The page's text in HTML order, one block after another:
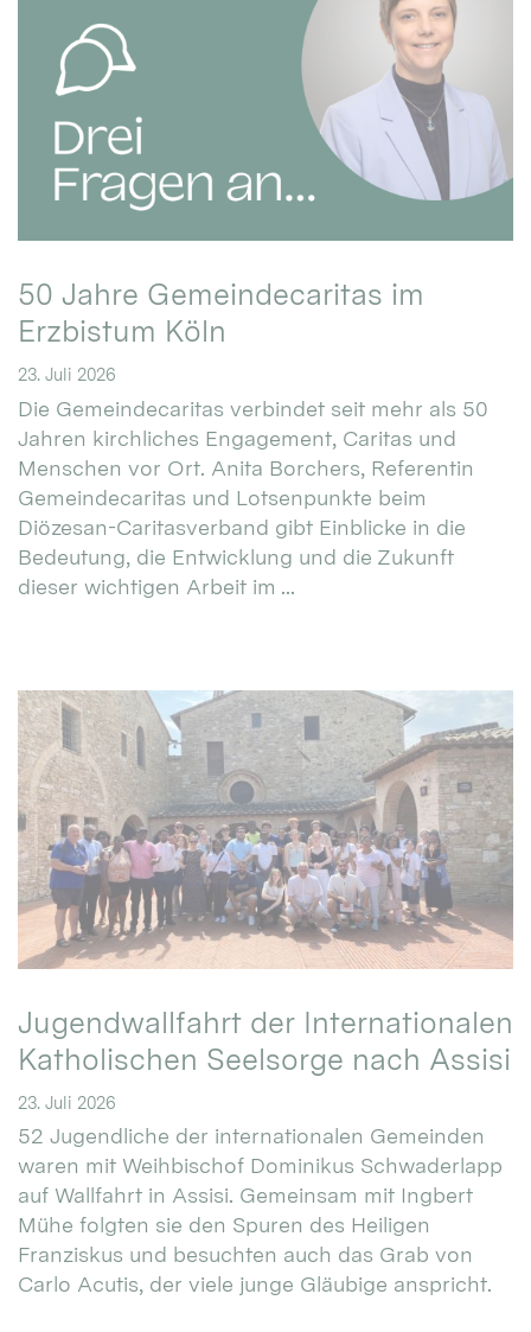
50 Jahre Gemeindecaritas im
Erzbistum Köln
23. Juli 2026
Die Gemeindecaritas verbindet seit mehr als 50
Jahren kirchliches Engagement, Caritas und
Menschen vor Ort. Anita Borchers, Referentin
Gemeindecaritas und Lotsenpunkte beim
Diözesan-Caritasverband gibt Einblicke in die
Bedeutung, die Entwicklung und die Zukunft
dieser wichtigen Arbeit im ...
Jugendwallfahrt der Internationalen
Katholischen Seelsorge nach Assisi
23. Juli 2026
52 Jugendliche der internationalen Gemeinden
waren mit Weihbischof Dominikus Schwaderlapp
auf Wallfahrt in Assisi. Gemeinsam mit Ingbert
Mühe folgten sie den Spuren des Heiligen
Franziskus und besuchten auch das Grab von
Carlo Acutis, der viele junge Gläubige anspricht.